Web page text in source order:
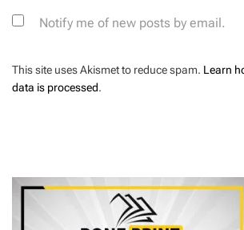
Notify me of new posts by email.
This site uses Akismet to reduce spam. Learn
data is processed.